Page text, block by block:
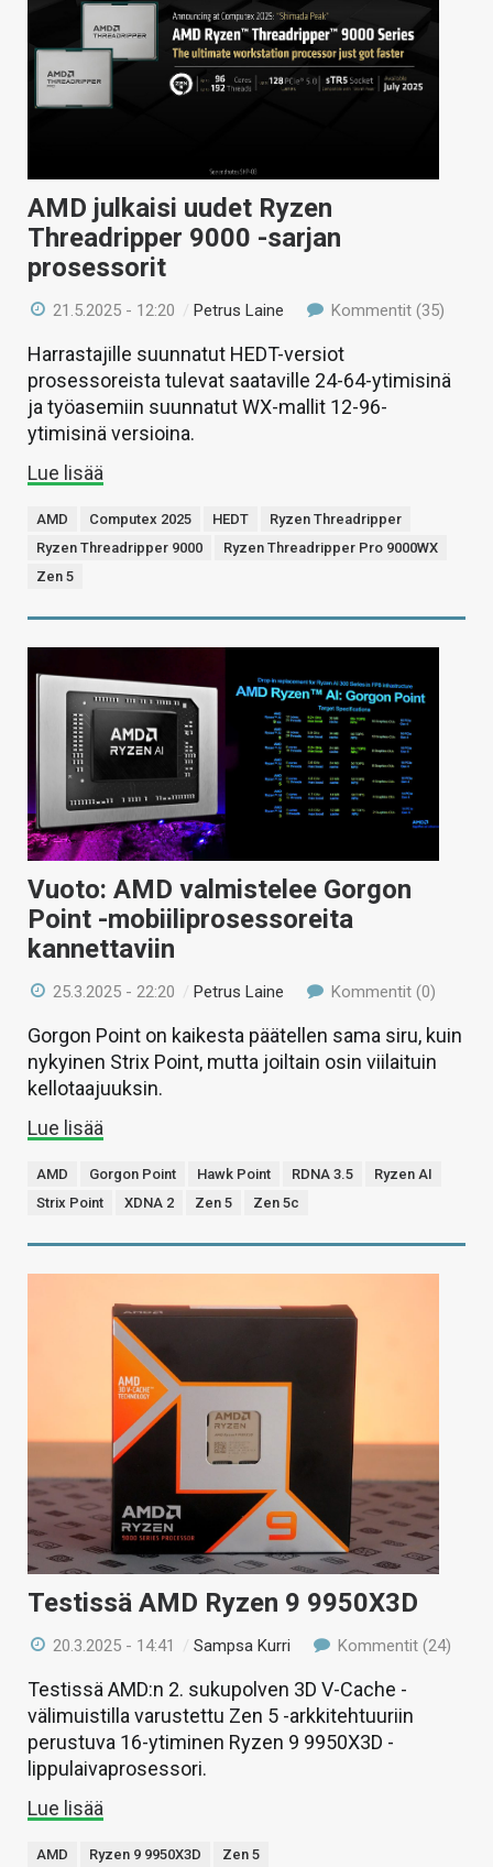
AMD julkaisi uudet Ryzen
Threadripper 9000 -sarjan
prosessorit
21.5.2025 - 12:20 /Petrus Laine Kommentit (35)
Harrastajille suunnatut HEDT-versiot
prosessoreista tulevat saataville 24-64-ytimisinä
ja työasemiin suunnatut WX-mallit 12-96-
ytimisinä versioina.
Lue lisää
AMD Computex 2025 HEDT
Ryzen Threadripper
Ryzen Threadripper 9000
Ryzen Threadripper Pro 9000WX
Zen 5
Vuoto: AMD valmistelee Gorgon
Point -mobiiliprosessoreita
kannettaviin
25.3.2025 - 22:20 / Petrus Laine Kommentit (0)
Gorgon Point on kaikesta päätellen sama siru, kuin
nykyinen Strix Point, mutta joiltain osin viilaituin
kellotaajuuksin.
Lue lisää
AMD Gorgon Point Hawk Point RDNA 3.5
Ryzen AI
Strix Point
XDNA 2 Zen 5 Zen 5c
Testissä AMD Ryzen 9 9950X3D
20.3.2025 - 14:41 /Sampsa Kurri Kommentit (24)
Testissä AMD:n 2. sukupolven 3D V-Cache -
välimuistilla varustettu Zen 5 -arkkitehtuuriin
perustuva 16-ytiminen Ryzen 9 9950X3D -
lippulaivaprosessori.
Lue lisää
AMD Ryzen 9 9950X3D Zen 5